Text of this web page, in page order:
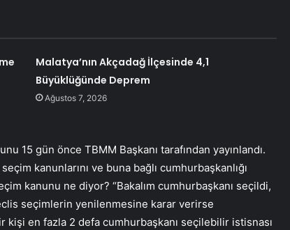
Malatya’nın Akçadağ İlçesinde 4,1
Büyüklüğünde Deprem
Ağustos 7, 2026
15 gün önce TBMM Başkanı tarafından yayınlandı.
kanunlarını ve buna bağlı cumhurbaşkanlığı
kanunu ne diyor? “Bakalım cumhurbaşkanı seçildi,
seçimlerin yenilenmesine karar verirse
kişi en fazla 2 defa cumhurbaşkanı seçilebilir istisnası